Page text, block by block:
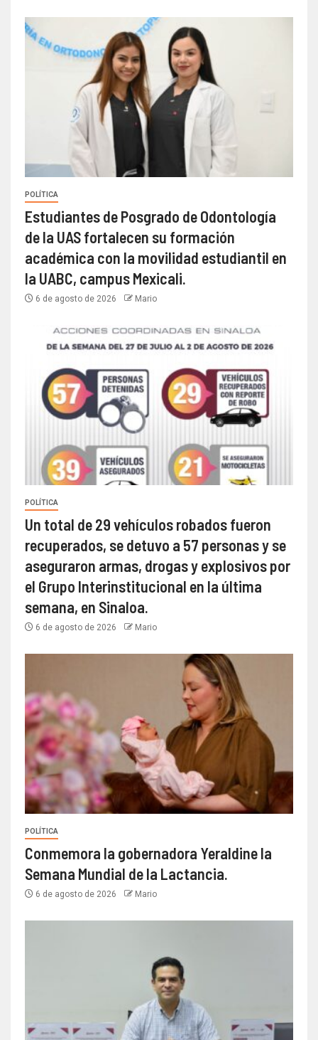
POLÍTICA
Estudiantes de Posgrado de Odontología
de la UAS fortalecen su formación
académica con la movilidad estudiantil en
la UABC, campus Mexicali.
6 de agosto de 2026 Mario
POLÍTICA
Un total de 29 vehículos robados fueron
recuperados, se detuvo a 57 personas y se
aseguraron armas, drogas y explosivos por
el Grupo Interinstitucional en la última
semana, en Sinaloa.
6 de agosto de 2026 Mario
POLÍTICA
Conmemora la gobernadora Yeraldine la
Semana Mundial de la Lactancia.
6 de agosto de 2026 Mario